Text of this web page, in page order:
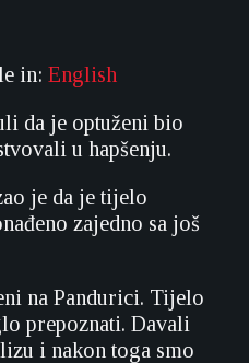
in: English
da je optuženi bio
u hapšenju.
je da je tijelo
zajedno sa još
na Pandurici. Tijelo
prepoznati. Davali
i nakon toga smo